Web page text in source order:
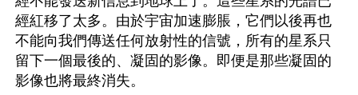
經紅移了太多。由於宇宙加速膨脹，它們以後再也
不能向我們傳送任何放射性的信號，所有的星系只
留下一個最後的、凝固的影像。即便是那些凝固的
影像也將最終消失。